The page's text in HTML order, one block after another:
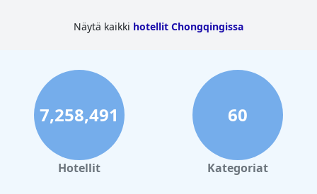
Näytä kaikki hotellit Chongqingissa
7,258,491
Hotellit
60
Kategoriat